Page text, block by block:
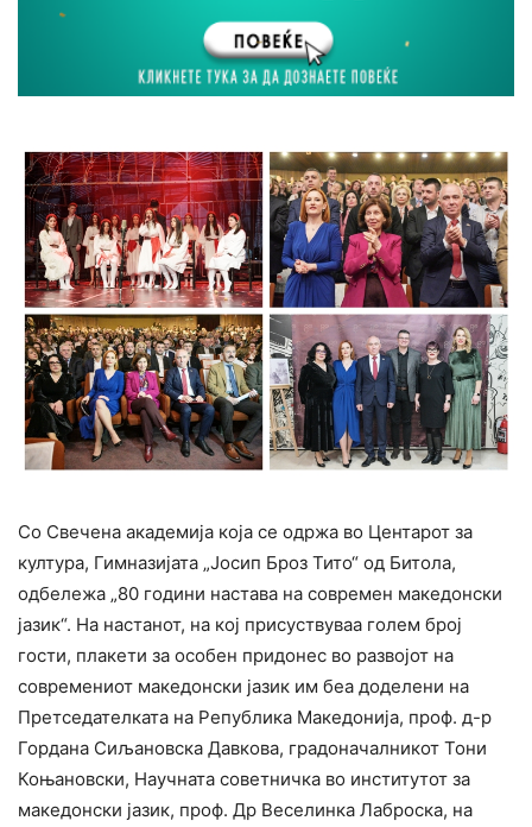
Со Свечена академија која се одржа во Центарот за
култура, Гимназијата „Јосип Броз Тито“ од Битола,
одбележа „80 години настава на современ македонски
јазик“. На настанот, на кој присуствуваа голем број
гости, плакети за особен придонес во развојот на
современиот македонски јазик им беа доделени на
Претседателката на Република Македонија, проф. д-р
Гордана Сиљановска Давкова, градоначалникот Тони
Коњановски, Научната советничка во институтот за
македонски јазик, проф. Др Веселинка Лаброска, на